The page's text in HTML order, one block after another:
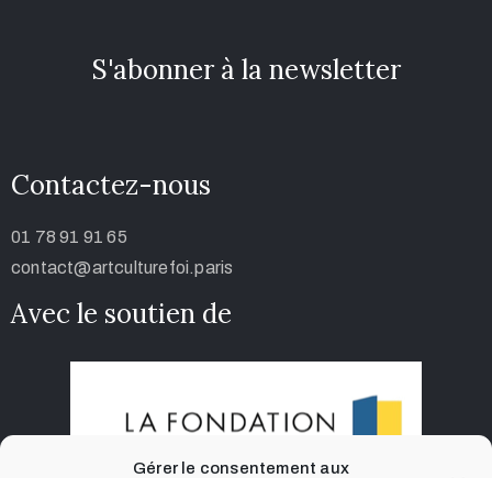
Gérer le consentement aux
S'abonner à la newsletter
Contactez-nous
01 78 91 91 65
contact@artculturefoi.paris
Avec le soutien de